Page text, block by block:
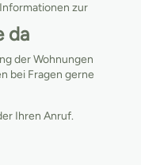
zur
da
der Wohnungen
bei Fragen gerne
Ihren Anruf.